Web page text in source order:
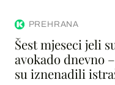
PREHRANA
Šest mjeseci jeli
avokado dnevno
su iznenadili